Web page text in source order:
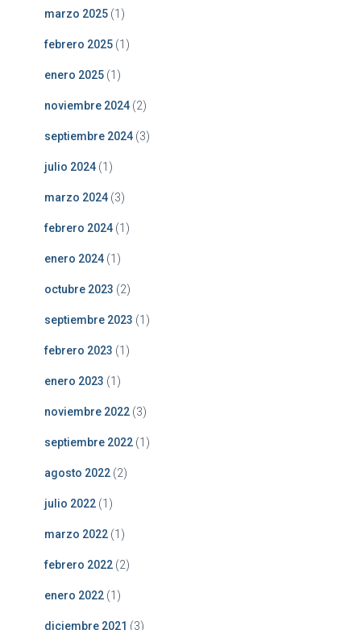
marzo 2025 (1)
febrero 2025 (1)
enero 2025 (1)
noviembre 2024 (2)
septiembre 2024 (3)
julio 2024 (1)
marzo 2024 (3)
febrero 2024 (1)
enero 2024 (1)
octubre 2023 (2)
septiembre 2023 (1)
febrero 2023 (1)
enero 2023 (1)
noviembre 2022 (3)
septiembre 2022 (1)
agosto 2022 (2)
julio 2022 (1)
marzo 2022 (1)
febrero 2022 (2)
enero 2022 (1)
diciembre 2021 (3)